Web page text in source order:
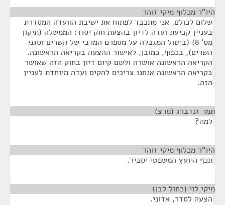
היו"ר מכלוף מיקי זוהר
שלום לכולם, אני מתכבד לפתוח את ישיבת הוועדה המסדרת
בעניין קביעת ועדה לדיון בהצעת חוק יסוד: הממשלה (תיקון
מס' 8) (ביטול המגבלה על מספרם המרבי של השרים וסגני
השרים), בכפוף, כמובן, לאישור ההצעה בקריאה הראשונה.
הקריאה הראשונה אושרה ולשם קיום דיון בחוק הזה שאושר
בקריאה הראשונה אנחנו צריכים להקים ועדה מיוחדת לעניין
הזה.
תמר זנדברג (מרצ)
למה?
היו"ר מכלוף מיקי זוהר
תכף היועץ המשפטי יסביר.
מיקי לוי (כחול לבן)
הצעה לסדר, אדוני.